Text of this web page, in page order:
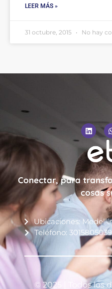
LEER MÁS »
31 octubre, 2015 No hay
Conectar, para
cosas
Ubicaciones:
Teléfono: 3015805039
© 2025 | Todos los